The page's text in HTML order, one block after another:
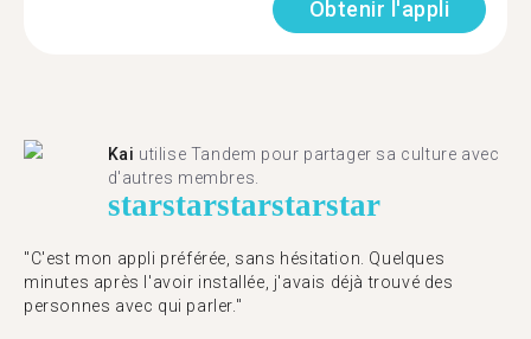
Obtenir l'appli
Kai utilise Tandem pour partager sa culture avec
d'autres membres.
starstarstarstarstar
"C'est mon appli préférée, sans hésitation. Quelques
minutes après l'avoir installée, j'avais déjà trouvé des
personnes avec qui parler."